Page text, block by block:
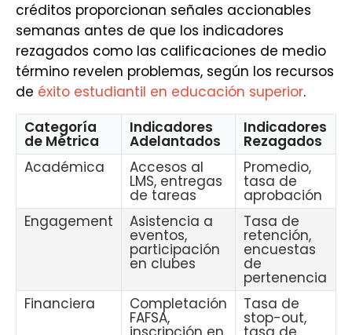
créditos proporcionan señales accionables
semanas antes de que los indicadores
rezagados como las calificaciones de medio
término revelen problemas, según los recursos
de éxito estudiantil en educación superior.
Categoría
de Métrica
Indicadores
Adelantados
Indicadores
Rezagados
Académica
Accesos al
LMS, entregas
de tareas
Promedio,
tasa de
aprobación
Engagement
Asistencia a
eventos,
participación
en clubes
Tasa de
retención,
encuestas
de
pertenencia
Financiera
Completación
FAFSA,
Tasa de
stop-out,